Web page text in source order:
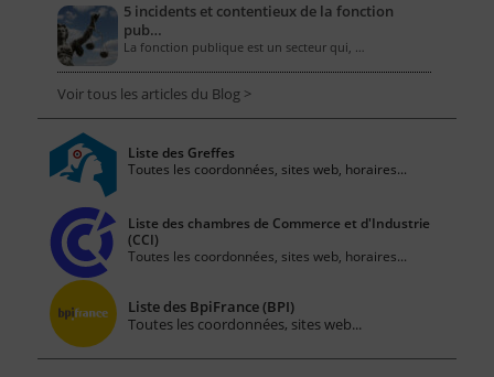
5 incidents et contentieux de la fonction
pub…
La fonction publique est un secteur qui, …
Voir tous les articles du Blog >
Liste des Greffes
Toutes les coordonnées, sites web, horaires...
Liste des chambres de Commerce et d'Industrie
(CCI)
Toutes les coordonnées, sites web, horaires...
Liste des BpiFrance (BPI)
Toutes les coordonnées, sites web...